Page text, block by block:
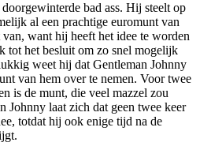
bad ass. Hij steelt op
al een prachtige euromunt van
want hij heeft het idee te worden
tot het besluit om zo snel mogelijk
weet hij dat Gentleman Johnny
van hem over te nemen. Voor twee
is de munt, die veel mazzel zou
Johnny laat zich dat geen twee keer
totdat hij ook enige tijd na de